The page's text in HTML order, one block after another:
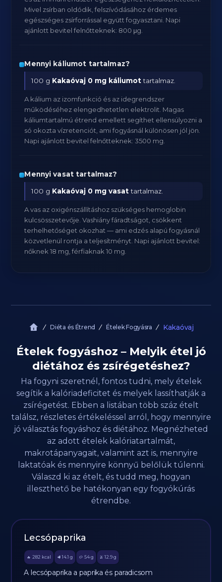
Mivel zsírban oldódik, felszívódásához érdemes
egészséges zsírforrással együtt fogyasztani. Napi
ajánlott bevitel felnőtteknek: 800 μg.
Mennyi káliumot tartalmaz?
100 g Kakaóvaj 0 mg káliumottartalmaz.
A kálium az izomfunkció és az idegrendszer
működéséhez elengedhetetlen elektrolit. Magas
káliumtartalmú étrend emellett segíthet ellensúlyozni a
só okozta vízretenciót, ami fogyásnál különösen jól jön.
Napi ajánlott bevitel felnőtteknek: 3500 mg.
Mennyi vasat tartalmaz?
100 g Kakaóvaj 0 mg vasattartalmaz.
A vas az oxigénszállításhoz szükséges hemoglobin
kulcsösszetevője. Vashiány fáradtságot, csökkent
terhelhetőséget okozhat — ami edzés alapú fogyásnál
közvetlenül rontja a teljesítményt. Napi ajánlott bevitel:
nőknek 18 mg, férfiaknak 10 mg.
Diéta és Étrend Ételek Fogyásra Kakaóvaj
Ételek fogyáshoz – Melyik étel jó
diétához és zsírégetéshez?
Ha fogyni szeretnél, fontos tudni, mely ételek
segítik a kalóriadeficitet és melyek lassíthatják a
zsírégetést. Ebben a listában több száz ételt
találsz, részletes értékeléssel arról, hogy mennyire
jó választás fogyáshoz és diétához. Megnézheted
az adott ételek kalóriatartalmát,
makrotápanyagait, valamint azt is, mennyire
laktatóak és mennyire könnyű belőlük túlenni.
Válaszd ki az ételt, és tudd meg, hogyan
illeszthető be hatékonyan egy fogyókúrás
étrendbe.
Lecsópaprika
🔥 282 kcal 🥩 14.1 g 🥔 54g 🫒 12.9 g
A lecsópaprika a paprika és paradicsom